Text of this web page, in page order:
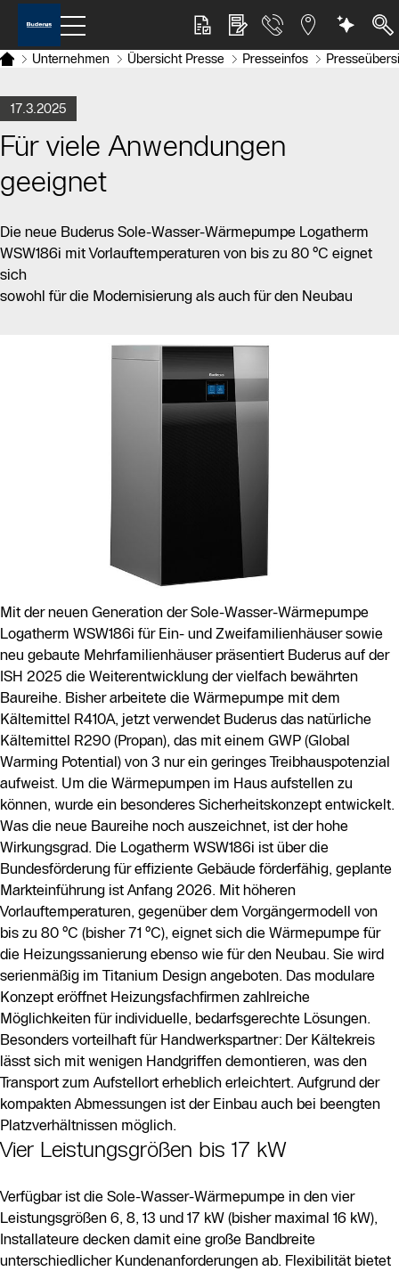
Unternehmen Übersicht Presse Presseinfos
17.3.2025
Für viele Anwendungen
geeignet
Die neue Buderus Sole-Wasser-Wärmepumpe Logatherm
WSW186i mit Vorlauftemperaturen von bis zu 80 °C eignet
sich
sowohl für die Modernisierung als auch für den Neubau
Mit der neuen Generation der Sole-Wasser-Wärmepumpe
Logatherm WSW186i für Ein- und Zweifamilienhäuser sowie
neu gebaute Mehrfamilienhäuser präsentiert Buderus auf der
ISH 2025 die Weiterentwicklung der vielfach bewährten
Baureihe. Bisher arbeitete die Wärmepumpe mit dem
Kältemittel R410A, jetzt verwendet Buderus das natürliche
Kältemittel R290 (Propan), das mit einem GWP (Global
Warming Potential) von 3 nur ein geringes Treibhauspotenzial
aufweist. Um die Wärmepumpen im Haus aufstellen zu
können, wurde ein besonderes Sicherheitskonzept entwickelt.
Was die neue Baureihe noch auszeichnet, ist der hohe
Wirkungsgrad. Die Logatherm WSW186i ist über die
Bundesförderung für effiziente Gebäude förderfähig, geplante
Markteinführung ist Anfang 2026. Mit höheren
Vorlauftemperaturen, gegenüber dem Vorgängermodell von
bis zu 80 °C (bisher 71 °C), eignet sich die Wärmepumpe für
die Heizungssanierung ebenso wie für den Neubau. Sie wird
serienmäßig im Titanium Design angeboten. Das modulare
Konzept eröffnet Heizungsfachfirmen zahlreiche
Möglichkeiten für individuelle, bedarfsgerechte Lösungen.
Besonders vorteilhaft für Handwerkspartner: Der Kältekreis
lässt sich mit wenigen Handgriffen demontieren, was den
Transport zum Aufstellort erheblich erleichtert. Aufgrund der
kompakten Abmessungen ist der Einbau auch bei beengten
Platzverhältnissen möglich.
Vier Leistungsgrößen bis 17 kW
Verfügbar ist die Sole-Wasser-Wärmepumpe in den vier
Leistungsgrößen 6, 8, 13 und 17 kW (bisher maximal 16 kW),
Installateure decken damit eine große Bandbreite
unterschiedlicher Kundenanforderungen ab. Flexibilität bietet